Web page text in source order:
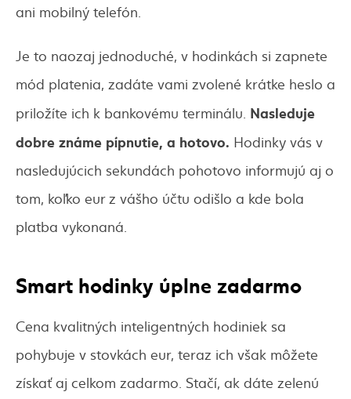
ani mobilný telefón.
Je to naozaj jednoduché, v hodinkách si zapnete
mód platenia, zadáte vami zvolené krátke heslo a
priložíte ich k bankovému terminálu. Nasleduje
dobre známe pípnutie, a hotovo. Hodinky vás v
nasledujúcich sekundách pohotovo informujú aj o
tom, koľko eur z vášho účtu odišlo a kde bola
platba vykonaná.
Smart hodinky úplne zadarmo
Cena kvalitných inteligentných hodiniek sa
pohybuje v stovkách eur, teraz ich však môžete
získať aj celkom zadarmo. Stačí, ak dáte zelenú